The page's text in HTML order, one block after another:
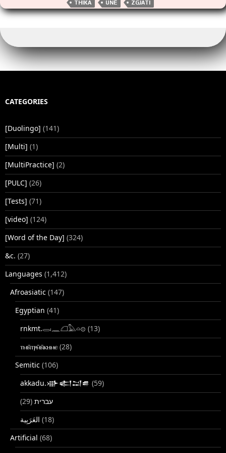
k
k
p
THIKA
UNË ZGJATI
CATEGORIES
[Duolingo] (141)
[Multi] (1)
[MultiPractice] (2)
[PULC] (26)
[Tests] (71)
[video] (124)
[Word of the Day] (324)
&c. (27)
Languages (1,412)
Afroasiatic (147)
Egyptian (41)
rnkmt.𓂋𓏺𓈖𓆎𓅓𓏏𓊖 (13)
ⲧⲙⲛ̄ⲧⲣⲙ̄ⲛ̄ⲕⲏⲙⲉ (28)
Semitic (106)
akkadu.𒀝𒅗𒁺𒌑 (59)
עברית (29)
(18)
Artificial (68)